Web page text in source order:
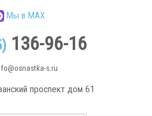
Мы в MAX
136-96-16
s.ru
проспект дом 61